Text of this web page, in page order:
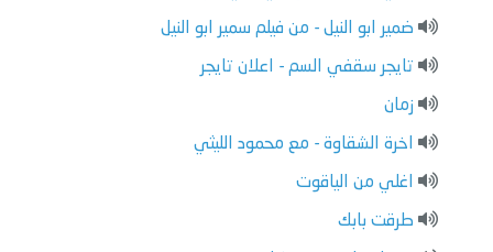
ضمير ابو النيل - من فيلم سمير ابو النيل
تايجر سقفي السم - اعلان تايجر
زمان
اخرة الشقاوة - مع محمود الليثي
اغلي من الياقوت
طرقت بابك